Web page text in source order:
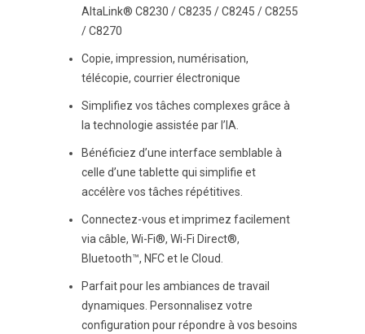
AltaLink® C8230 / C8235 / C8245 / C8255
/ C8270
Copie, impression, numérisation,
télécopie, courrier électronique
Simplifiez vos tâches complexes grâce à
la technologie assistée par l’IA.
Bénéficiez d’une interface semblable à
celle d’une tablette qui simplifie et
accélère vos tâches répétitives.
Connectez-vous et imprimez facilement
via câble, Wi-Fi®, Wi-Fi Direct®,
Bluetooth™, NFC et le Cloud.
Parfait pour les ambiances de travail
dynamiques. Personnalisez votre
configuration pour répondre à vos besoins